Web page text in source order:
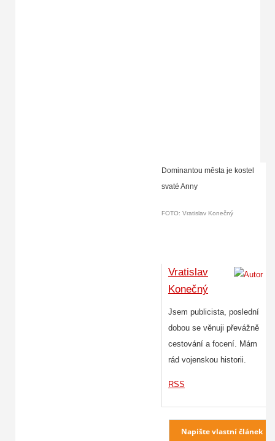
Dominantou města je kostel
svaté Anny
FOTO: Vratislav Konečný
Vratislav
Konečný
Jsem publicista, poslední
dobou se věnuji převážně
cestování a focení. Mám
rád vojenskou historii.
RSS